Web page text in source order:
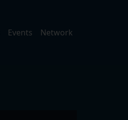
Events Network